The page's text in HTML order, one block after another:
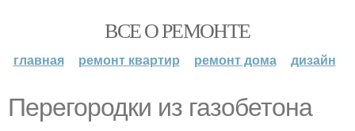
ВСЕ О РЕМОНТЕ
главная ремонт квартир ремонт дома дизайн
Перегородки из газобетона